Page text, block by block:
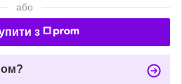
або
з